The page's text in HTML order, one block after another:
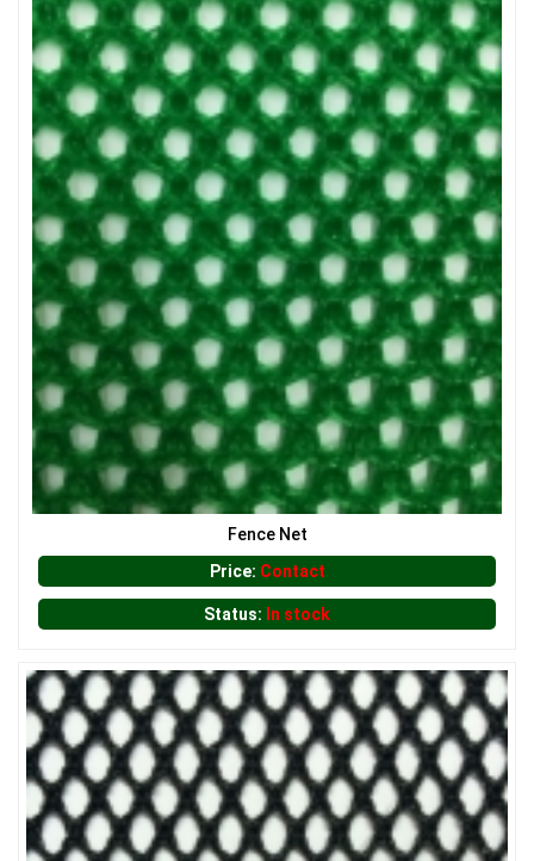
LƯỚI CHẮN ĐỘNG VẬT
LƯỚI XÂY DỰNG
LƯỚI HÀNG RÀO HÌNH VUÔNG
Fence Net
Price: Contact
Status: In stock